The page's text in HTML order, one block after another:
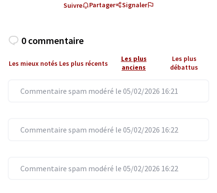
Suivre Partager Signaler
0 commentaire
Les mieux notés Les plus récents
Les plus
anciens
Les plus
débattus
Commentaire spam modéré le 05/02/2026 16:21
Commentaire spam modéré le 05/02/2026 16:22
Commentaire spam modéré le 05/02/2026 16:22